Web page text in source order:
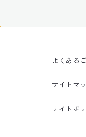
よくある
サイトマ
サイトポ